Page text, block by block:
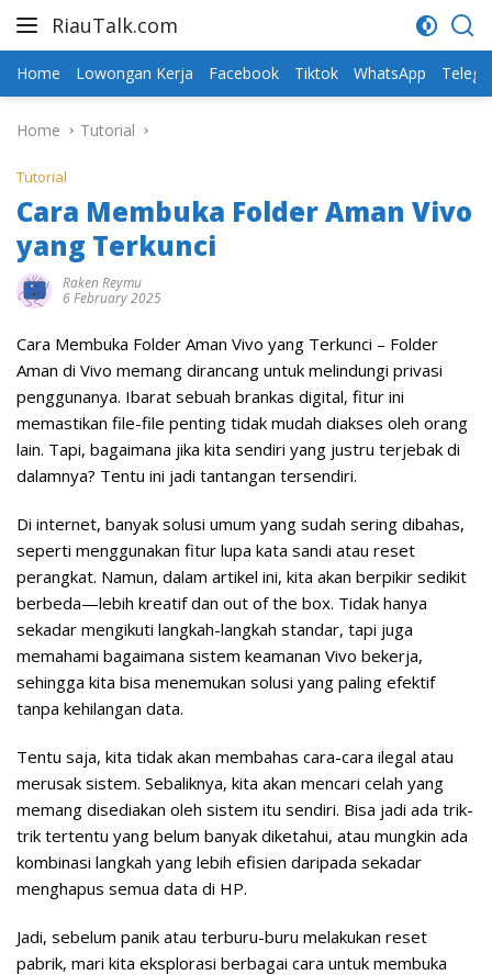
RiauTalk.com
Update
Terkini
Home Lowongan Kerja Facebook Tiktok WhatsApp
Home Tutorial
Tutorial
Cara Membuka Folder Aman Vivo
yang Terkunci
Raken Reymu
6 February 2025
Cara Membuka Folder Aman Vivo yang Terkunci – Folder
Aman di Vivo memang dirancang untuk melindungi privasi
penggunanya. Ibarat sebuah brankas digital, fitur ini
memastikan file-file penting tidak mudah diakses oleh orang
lain. Tapi, bagaimana jika kita sendiri yang justru terjebak di
dalamnya? Tentu ini jadi tantangan tersendiri.
Di internet, banyak solusi umum yang sudah sering dibahas,
seperti menggunakan fitur lupa kata sandi atau reset
perangkat. Namun, dalam artikel ini, kita akan berpikir sedikit
berbeda—lebih kreatif dan out of the box. Tidak hanya
sekadar mengikuti langkah-langkah standar, tapi juga
memahami bagaimana sistem keamanan Vivo bekerja,
sehingga kita bisa menemukan solusi yang paling efektif
tanpa kehilangan data.
Tentu saja, kita tidak akan membahas cara-cara ilegal atau
merusak sistem. Sebaliknya, kita akan mencari celah yang
memang disediakan oleh sistem itu sendiri. Bisa jadi ada trik-
trik tertentu yang belum banyak diketahui, atau mungkin ada
kombinasi langkah yang lebih efisien daripada sekadar
menghapus semua data di HP.
Jadi, sebelum panik atau terburu-buru melakukan reset
pabrik, mari kita eksplorasi berbagai cara untuk membuka